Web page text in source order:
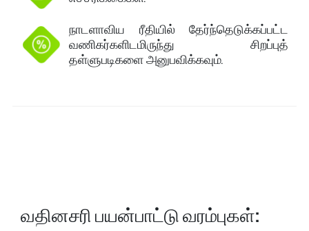
நாடளாவிய ரீதியில் தேர்ந்தெடுக்கப்பட்ட
வணிகர்களிடமிருந்து சிறப்புத்
தள்ளுபடிகளை அனுபவிக்கவும்.
வதினசரி பயன்பாட்டு வரம்புகள்: